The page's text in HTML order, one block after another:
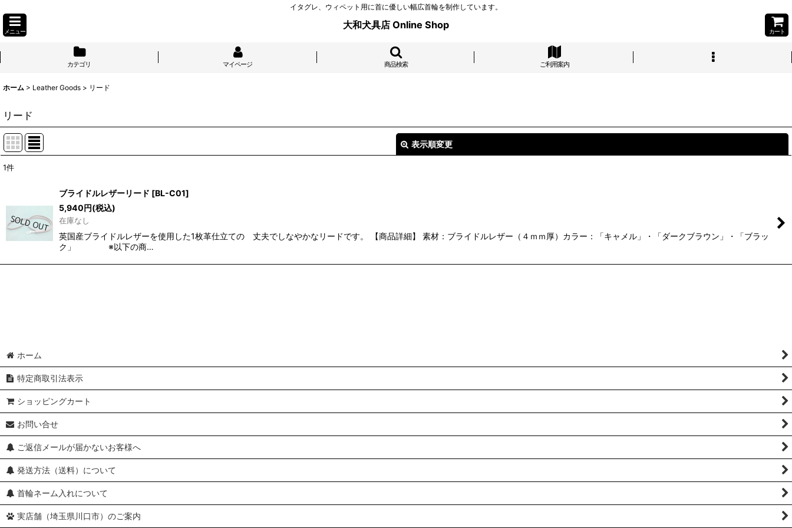
イタグレ、ウィペット用に首に優しい幅広首輪を制作しています。
メニュー
大和犬具店 Online Shop
カート
カテゴリ マイページ 商品検索 ご利用案内
ホーム > Leather Goods > リード
リード
表示順変更
絞り込む
1件
ブライドルレザーリード [BL-C01]
5,940円(税込)
在庫なし
英国産ブライドルレザーを使用した1枚革仕立ての 丈夫でしなやかなリードです。 【商品詳細】 素材：ブライドルレザー（４ｍｍ厚）カラー：「キャメル」・「ダークブラウン」・「ブラッ
ク」 ※以下の商…
ホーム
特定商取引法表示
ショッピングカート
お問い合せ
ご返信メールが届かないお客様へ
発送方法（送料）について
首輪ネーム入れについて
実店舗（埼玉県川口市）のご案内